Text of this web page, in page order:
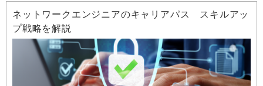
ネットワークエンジニアのキャリアパス スキルアッ
プ戦略を解説